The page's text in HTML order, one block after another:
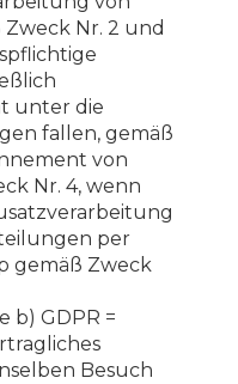
Nr. 2 und
unter die
fallen, gemäß
von
Nr. 4, wenn
per
gemäß Zweck
b) GDPR =
Besuch